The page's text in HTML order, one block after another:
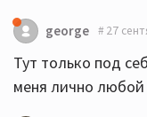
george 27
Тут только под
меня лично